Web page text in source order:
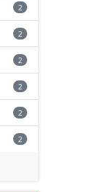
2
2
2
2
2
2